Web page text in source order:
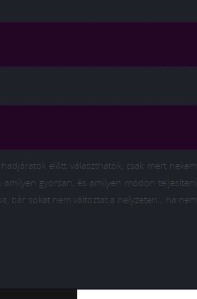
előtt választhatók, csak mert nekem
gyorsan, és amilyen módon teljesíteni
bár sokat nem változtat a helyzeten… ha nem